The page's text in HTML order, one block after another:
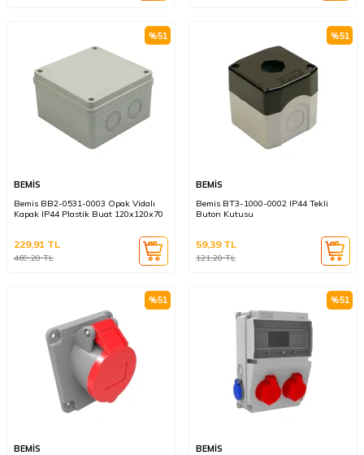
%51
BEMİS
Bemis BB2-0531-0003 Opak Vidalı
Kapak IP44 Plastik Buat 120x120x70
469,20TL
229,91 TL
%51
BEMİS
Bemis BT3-1000-0002 IP44 Tekli
Buton Kutusu
121,20TL
59,39TL
%51
BEMİS
%51
BEMİS